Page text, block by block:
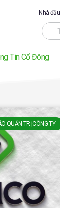
Nhà
Tin Cổ Đông
QUẢN TRỊ CÔNG TY